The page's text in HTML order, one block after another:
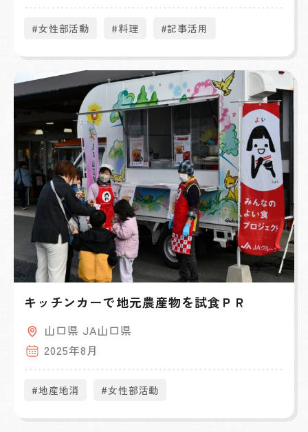
#女性部活動 #料理 #記事活用
キッチンカーで地元農産物を試食ＰＲ
山口県 JA山口県
2025年8月
#地産地消 #女性部活動